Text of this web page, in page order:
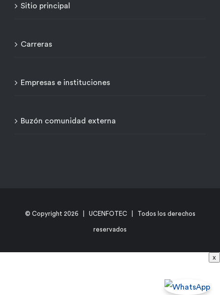
Sitio principal
Carreras
Empresas e instituciones
Buzón comunidad externa
© Copyright 2026 | UCENFOTEC | Todos los derechos
reservados
x